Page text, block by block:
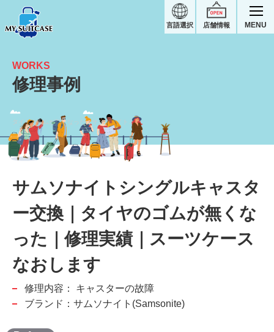
店舗情報
言語選択 MENU
タイヤのゴムが無くなった｜サムソナイトスーツケース修理実績
WORKS
修理事例
サムソナイトシングルキャスタ
ー交換｜タイヤのゴムが無くな
った｜修理実績｜スーツケース
なおします
修理内容：
キャスターの故障
ブランド：サムソナイト(Samsonite)